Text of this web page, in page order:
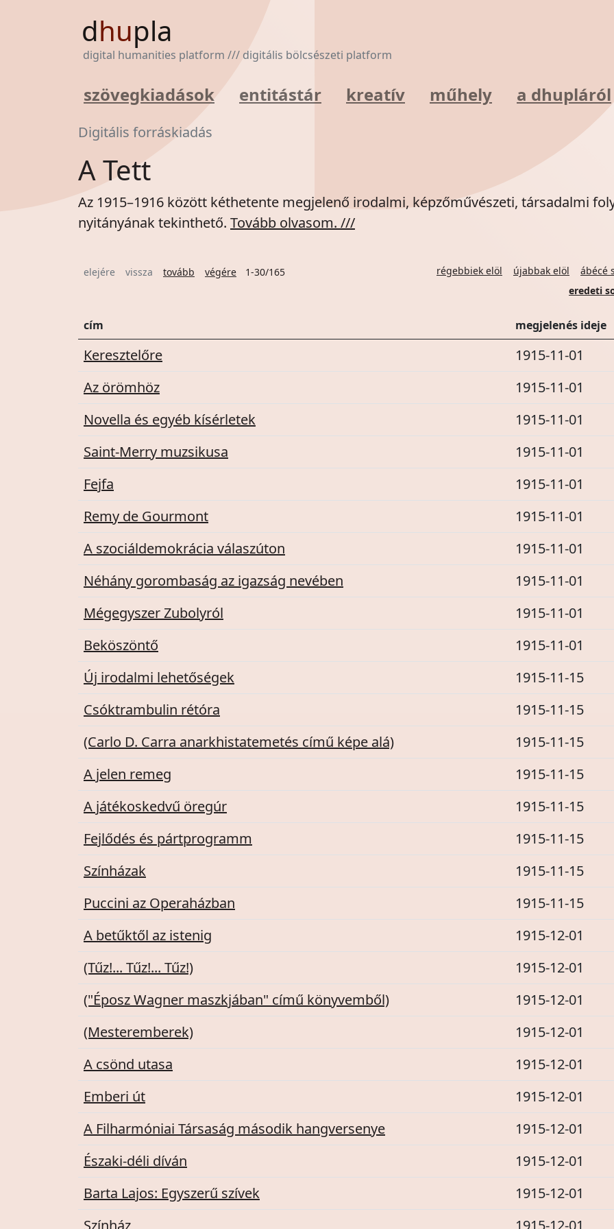
dhupla
digital humanities platform /// digitális bölcsészeti platform
szövegkiadások entitástár kreatív műhely a dhupláról
Digitális forráskiadás
A Tett
Az 1915–1916 között kéthetente megjelenő irodalmi, képzőművészeti, társadalmi
nyitányának tekinthető. Tovább olvasom. ///
elejére vissza tovább végére 1-30/165 régebbiek elöl újabbak elöl
ábécé
eredeti
cím megjelenés ideje
Keresztelőre
1915-11-01
Az örömhöz
1915-11-01
Novella és egyéb kísérletek
1915-11-01
Saint-Merry muzsikusa
1915-11-01
Fejfa
1915-11-01
Remy de Gourmont
1915-11-01
A szociáldemokrácia válaszúton
1915-11-01
Néhány gorombaság az igazság nevében
1915-11-01
Mégegyszer Zubolyról
1915-11-01
Beköszöntő
1915-11-01
Új irodalmi lehetőségek
1915-11-15
Csóktrambulin rétóra
1915-11-15
(Carlo D. Carra anarkhistatemetés című képe alá)
1915-11-15
A jelen remeg
1915-11-15
A játékoskedvű öregúr
1915-11-15
Fejlődés és pártprogramm
1915-11-15
Színházak
1915-11-15
Puccini az Operaházban
1915-11-15
A betűktől az istenig
1915-12-01
(Tűz!... Tűz!... Tűz!)
1915-12-01
("Éposz Wagner maszkjában" című könyvemből)
1915-12-01
(Mesteremberek)
1915-12-01
A csönd utasa
1915-12-01
Emberi út
1915-12-01
A Filharmóniai Társaság második hangversenye
1915-12-01
Északi-déli díván
1915-12-01
Barta Lajos: Egyszerű szívek
1915-12-01
Színház
1915-12-01